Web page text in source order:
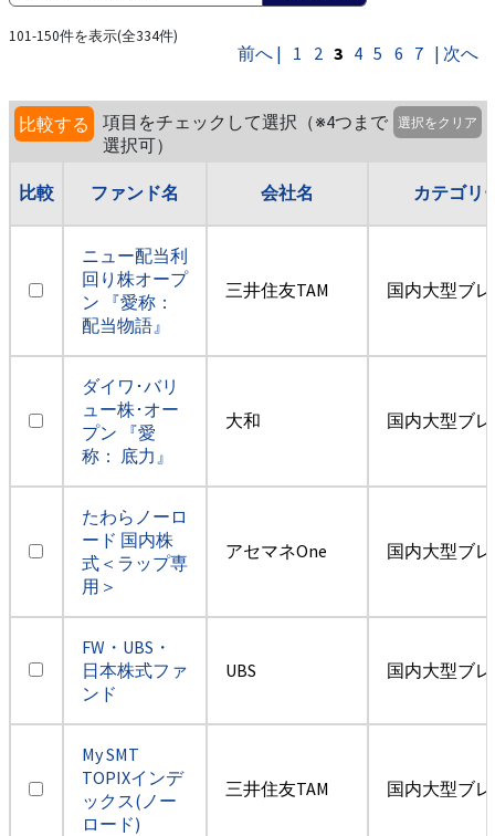
101-150件を表示(全334件)
前へ | 1 2 3 4 5 6 7 | 次へ
比較する
項目をチェックして選択（※4つまで
選択可）
選択をクリア
比較 ファンド名 会社名 カテゴリ
ニュー配当利
回り株オープ
ン 『愛称：
配当物語』
三井住友TAM 国内大型ブ
ダイワ･バリ
ュー株･オー
プン 『愛
称： 底力』
大和 国内大型ブ
たわらノーロ
ード 国内株
式＜ラップ専
用＞
アセマネOne 国内大型ブ
FW・UBS・
日本株式ファ
ンド
UBS 国内大型ブ
My SMT
TOPIXインデ
ックス(ノー
ロード)
三井住友TAM 国内大型ブ